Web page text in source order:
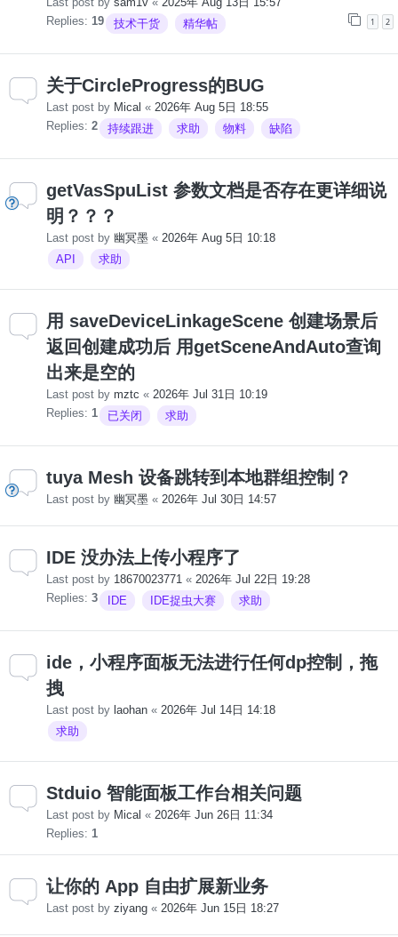
Replies: 19 1 2
技术干货 精华帖
关于CircleProgress的BUG
Last post by Mical « 2026年 Aug 5日 18:55
Replies: 2 持续跟进 求助 物料 缺陷
getVasSpuList 参数文档是否存在更详细说
明？？？
Last post by 幽冥墨 « 2026年 Aug 5日 10:18
API
求助
用 saveDeviceLinkageScene 创建场景后
返回创建成功后 用getSceneAndAuto查询
出来是空的
Last post by mztc « 2026年 Jul 31日 10:19
Replies: 1 已关闭 求助
tuya Mesh 设备跳转到本地群组控制？
Last post by 幽冥墨 « 2026年 Jul 30日 14:57
IDE 没办法上传小程序了
Last post by 18670023771 « 2026年 Jul 22日 19:28
Replies: 3 IDE IDE捉虫大赛 求助
ide，小程序面板无法进行任何dp控制，拖
拽
Last post by laohan « 2026年 Jul 14日 14:18
求助
Stduio 智能面板工作台相关问题
Last post by Mical « 2026年 Jun 26日 11:34
Replies: 1
让你的 App 自由扩展新业务
Last post by ziyang « 2026年 Jun 15日 18:27